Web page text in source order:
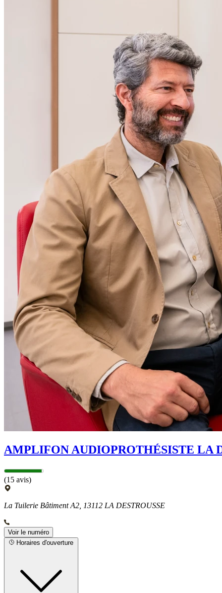
AMPLIFON AUDIOPROTHÉSISTE LA
(15 avis)
La Tuilerie Bâtiment A2, 13112 LA DESTROUSSE
Voir le numéro
Horaires d'ouverture